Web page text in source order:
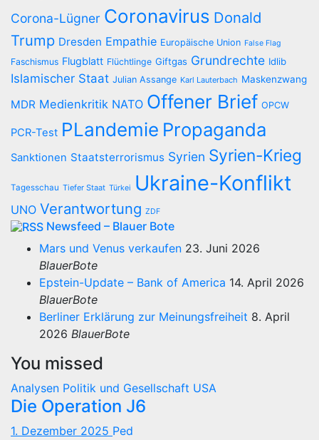
Corona-Lügner Coronavirus Donald
Trump Dresden Empathie Europäische Union False Flag
Faschismus Flugblatt Flüchtlinge Giftgas Grundrechte Idlib
Islamischer Staat Julian Assange Karl Lauterbach Maskenzwang
MDR Medienkritik NATO Offener Brief OPCW
PCR-Test PLandemie Propaganda
Sanktionen Staatsterrorismus Syrien Syrien-Krieg
Tagesschau Tiefer Staat Türkei Ukraine-Konflikt
UNO Verantwortung ZDF
Newsfeed – Blauer Bote
Mars und Venus verkaufen 23. Juni 2026
BlauerBote
Epstein-Update – Bank of America 14. April 2026
BlauerBote
Berliner Erklärung zur Meinungsfreiheit 8. April
2026 BlauerBote
You missed
Analysen Politik und Gesellschaft USA
Die Operation J6
1. Dezember 2025 Ped